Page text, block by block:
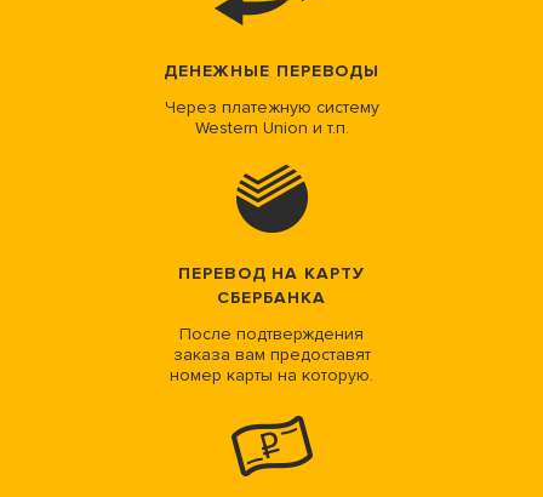
ДЕНЕЖНЫЕ ПЕРЕВОДЫ
Через платежную систему
Western Union и т.п.
ПЕРЕВОД НА КАРТУ
СБЕРБАНКА
После подтверждения
заказа вам предоставят
номер карты на которую.